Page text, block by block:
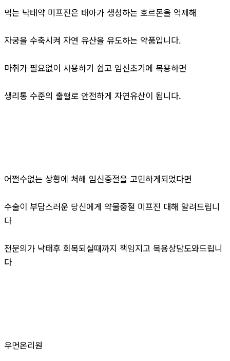
먹는 낙태약 미프진은 태아가 생성하는 호르몬을 억제해
자궁을 수축시켜 자연 유산을 유도하는 약품입니다.
마취가 필요없이 사용하기 쉽고 임신초기에 복용하면
생리통 수준의 출혈로 안전하게 자연유산이 됩니다.
어쩔수없는 상황에 처해 임신중절을 고민하게되었다면
수술이 부담스러운 당신에게 약물중절 미프진 대해 알려드립니
다
전문의가 낙태후 회복되실때까지 책임지고 복용상담도와드립니
다
우먼온리원